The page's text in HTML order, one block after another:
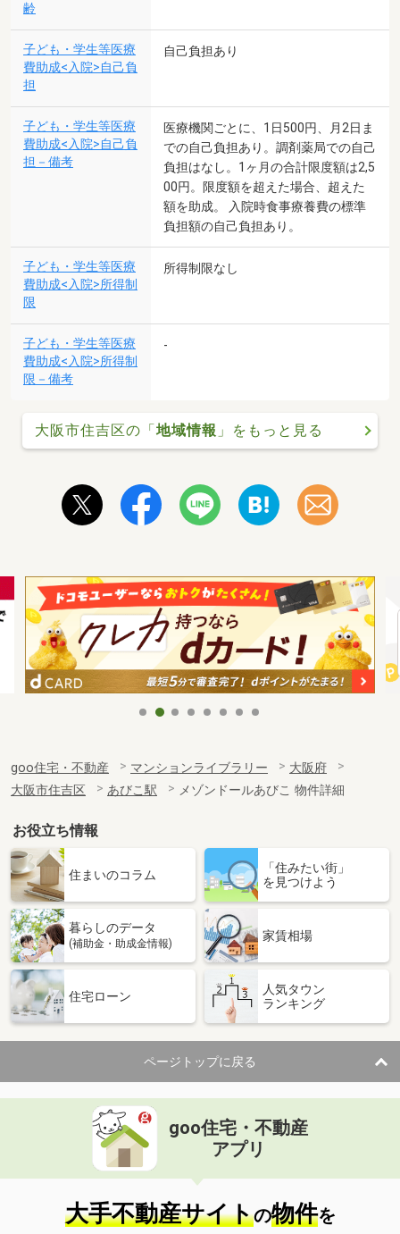
齢
子ども・学生等医療
費助成<入院>自己負
担
自己負担あり
子ども・学生等医療
費助成<入院>自己負
担－備考
医療機関ごとに、1日500円、月2日ま
での自己負担あり。調剤薬局での自己
負担はなし。1ヶ月の合計限度額は2,5
00円。限度額を超えた場合、超えた
額を助成。 入院時食事療養費の標準
負担額の自己負担あり。
子ども・学生等医療
費助成<入院>所得制
限
所得制限なし
子ども・学生等医療
費助成<入院>所得制
限－備考
-
大阪市住吉区の「地域情報 」をもっと見る
goo住宅・不動産 マンションライブラリー
大阪府
大阪市住吉区
あびこ駅 メゾンドールあびこ 物件詳細
お役立ち情報
住まいのコラム
「住みたい街」
を見つけよう
暮らしのデータ
(補助金・助成金情報)
家賃相場
住宅ローン
人気タウン
ランキング
ページトップに戻る
goo住宅・不動産
アプリ
大手不動産サイトの物件を